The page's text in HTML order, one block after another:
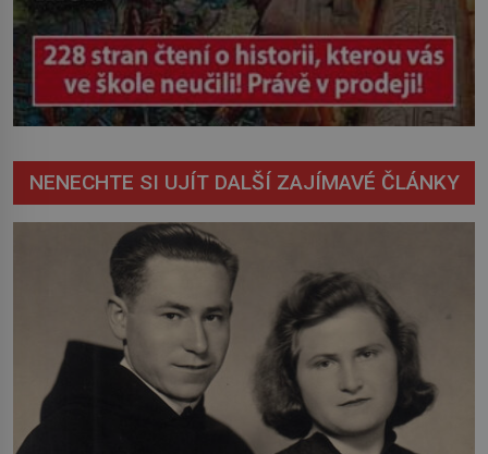
NENECHTE SI UJÍT DALŠÍ ZAJÍMAVÉ ČLÁNKY